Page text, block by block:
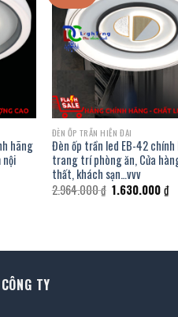
hãng
ĐÈN ỐP TRẦN HIỆN ĐẠI
Đèn ốp trần led EB-42
trang trí phòng ăn, Cửa
thất, khách sạn…vvv
2.964.000₫ Giá
gốc
1.630.000₫Giá
TY